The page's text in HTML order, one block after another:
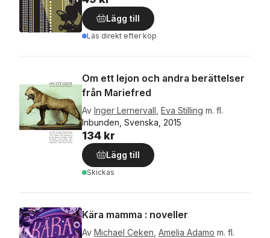
Lägg till
Läs direkt efter köp
Om ett lejon och andra berättelser
från Mariefred
Av Inger Lernervall Eva Stilling m. fl.
Inbunden, Svenska, 2015
134 kr
Lägg till
Skickas
Kära mamma : noveller
Av Michael Ceken Amelia Adamo m. fl.